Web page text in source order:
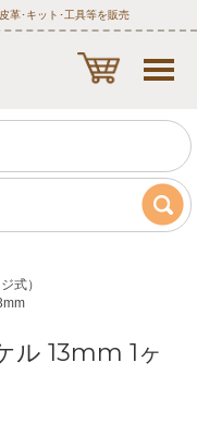
革･キット･工具等を販売
式）
ル 13mm 1ヶ